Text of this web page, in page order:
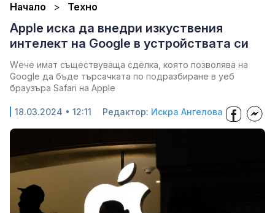
Начало Техно
Apple иска да внедри изкуствения
интелект на Google в устройствата си
Wече имат съществуваща сделка, която позволява на
Google да бъде търсачката по подразбиране в уеб
браузъра Safari на Apple
18.03.2024 • 12:11 Редактор: Искра Ангелова